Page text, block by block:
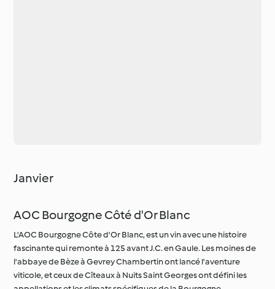
AOC Bourgogne Côté d'Or Blanc
fascinante qui remonte à 125 avant J.C. en Gaule. Les moines de
l'abbaye de Bèze à Gevrey Chambertin ont lancé l'aventure
viticole, et ceux de Cîteaux à Nuits Saint Georges ont défini les
appellations et les climats spécifiques de la Bourgogne.
Au XVIème siècle, le duc Philippe le Hardi a favorisé le pinot noir
au détriment du gamay, établissant ainsi la réputation de